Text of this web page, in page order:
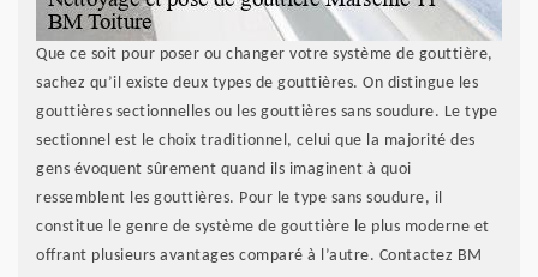
Que ce soit pour poser ou changer votre système de gouttière,
sachez qu’il existe deux types de gouttières. On distingue les
gouttières sectionnelles ou les gouttières sans soudure. Le type
sectionnel est le choix traditionnel, celui que la majorité des
gens évoquent sûrement quand ils imaginent à quoi
ressemblent les gouttières. Pour le type sans soudure, il
constitue le genre de système de gouttière le plus moderne et
offrant plusieurs avantages comparé à l’autre. Contactez BM